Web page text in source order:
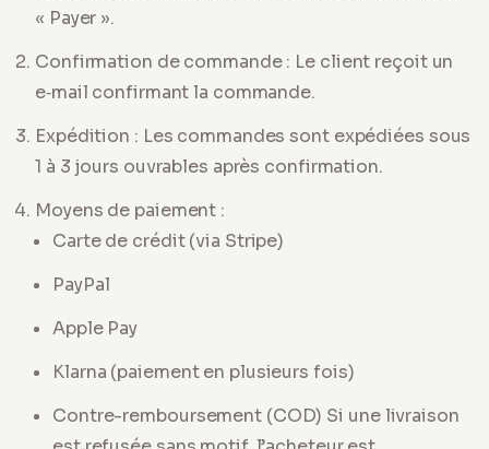
« Payer ».
Confirmation de commande : Le client reçoit un
e‑mail confirmant la commande.
Expédition : Les commandes sont expédiées sous
1 à 3 jours ouvrables après confirmation.
Moyens de paiement :
Carte de crédit (via Stripe)
PayPal
Apple Pay
Klarna (paiement en plusieurs fois)
Contre-remboursement (COD) Si une livraison